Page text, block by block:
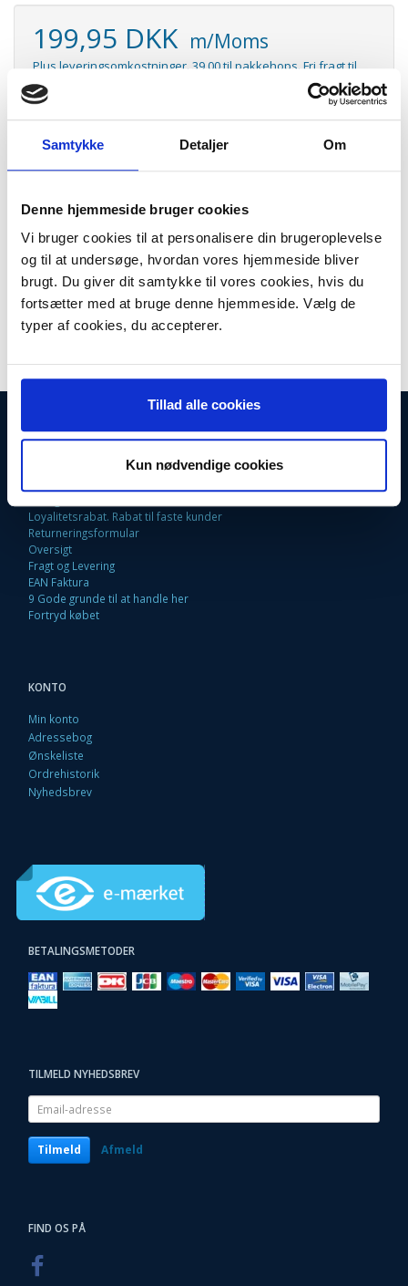
Samtykke Detaljer Om
Denne hjemmeside bruger cookies
Vi bruger cookies til at personalisere din brugeroplevelse
og til at undersøge, hvordan vores hjemmeside bliver
brugt. Du giver dit samtykke til vores cookies, hvis du
fortsætter med at bruge denne hjemmeside. Vælg de
typer af cookies, du accepterer.
Tillad alle cookies
Kun nødvendige cookies
199,95 DKK m/Moms
Plus leveringsomkostninger. 39,00 til pakkehops. Fri fragt til
pakkeshop ved køb over 599,-
Lager: På lager
Støvsugerposer til Ghibli støvsuger.
Passer til:
AS 27
Indhold:
10 stk. støvsugerposer
Loyalitetsrabat. Rabat til faste kunder
Returneringsformular
Oversigt
Fragt og Levering
EAN Faktura
9 Gode grunde til at handle her
Fortryd købet
KONTO
Min konto
Adressebog
Ønskeliste
Ordrehistorik
Nyhedsbrev
BETALINGSMETODER
TILMELD NYHEDSBREV
Email-
adresse
Tilmeld Afmeld
FIND OS PÅ